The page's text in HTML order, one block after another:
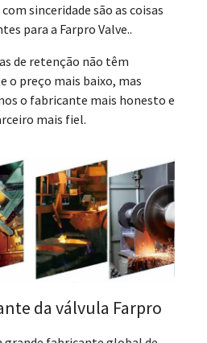
sinceridade são as coisas
para a Farpro Valve..
de retenção não têm
o preço mais baixo, mas
o fabricante mais honesto e
mais fiel.
da válvula Farpro